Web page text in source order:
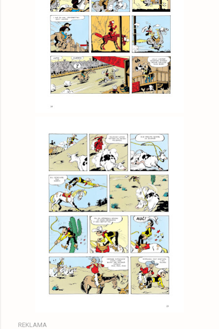
REKLAMA